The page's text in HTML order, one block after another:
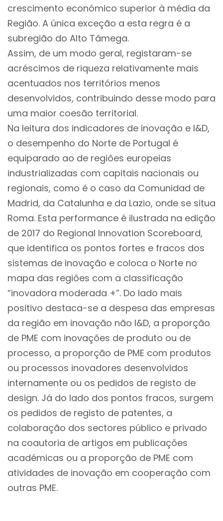
crescimento económico superior à média da
Região. A única exceção a esta regra é a
subregião do Alto Tâmega.
Assim, de um modo geral, registaram-se
acréscimos de riqueza relativamente mais
acentuados nos territórios menos
desenvolvidos, contribuindo desse modo para
uma maior coesão territorial.
Na leitura dos indicadores de inovação e I&D,
o desempenho do Norte de Portugal é
equiparado ao de regiões europeias
industrializadas com capitais nacionais ou
regionais, como é o caso da Comunidad de
Madrid, da Catalunha e da Lazio, onde se situa
Roma. Esta performance é ilustrada na edição
de 2017 do Regional Innovation Scoreboard,
que identifica os pontos fortes e fracos dos
sistemas de inovação e coloca o Norte no
mapa das regiões com a classificação
“inovadora moderada +”. Do lado mais
positivo destaca-se a despesa das empresas
da região em inovação não I&D, a proporção
de PME com inovações de produto ou de
processo, a proporção de PME com produtos
ou processos inovadores desenvolvidos
internamente ou os pedidos de registo de
design. Já do lado dos pontos fracos, surgem
os pedidos de registo de patentes, a
colaboração dos sectores público e privado
na coautoria de artigos em publicações
académicas ou a proporção de PME com
atividades de inovação em cooperação com
outras PME.